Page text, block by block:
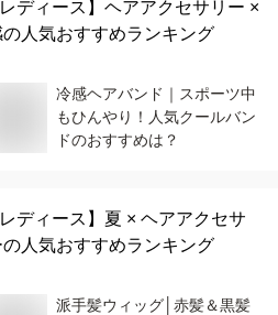
レディース】 ヘアアクセサリー ×
の人気おすすめランキング
冷感ヘアバンド｜スポーツ中
もひんやり！人気クールバン
ドのおすすめは？
レディース】 夏 × ヘアアクセサ
の人気おすすめランキング
派手髪ウィッグ│赤髪＆黒髪